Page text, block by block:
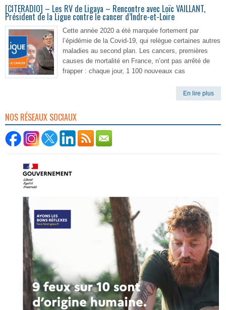
[CITERADIO] – Les RV de Ligaya – Rencontre avec Loïc VAILLANT,
Président de la Ligue contre le cancer d’Indre-et-Loire
Cette année 2020 a été marquée fortement par
l’épidémie de la Covid-19, qui relègue certaines autres
maladies au second plan. Les cancers, premières
causes de mortalité en France, n’ont pas arrêté de
frapper : chaque jour, 1 100 nouveaux cas
En lire plus
NOS RÉSEAUX SOCIAUX